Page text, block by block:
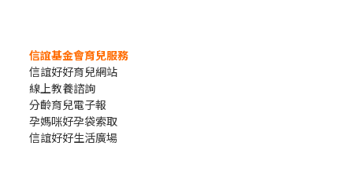
信誼基金會育兒服務
信誼好好育兒網站
線上教養諮詢
分齡育兒電子報
孕媽咪好孕袋索取
信誼好好生活廣場